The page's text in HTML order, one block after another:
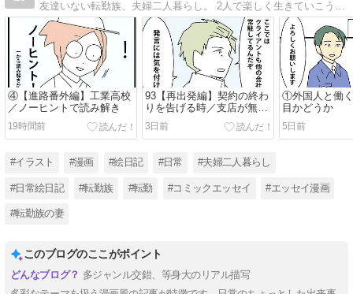
④【進路番外編】工業高校
／ノーヒントで読み解き
19時間前
93【再出発編】契約の終わ
りを告げる時／支店が無く
なる時９
3日前
①外国人と働
目かどうか
5日前
#イラスト #漫画 #絵日記 #日常 #夫婦二人暮らし
#日常絵日記 #転勤族 #転勤 #コミックエッセイ #エッセイ漫画
#転勤族の妻
このブログのここがポイント
多ジャンル交錯、等身大のリアル描写